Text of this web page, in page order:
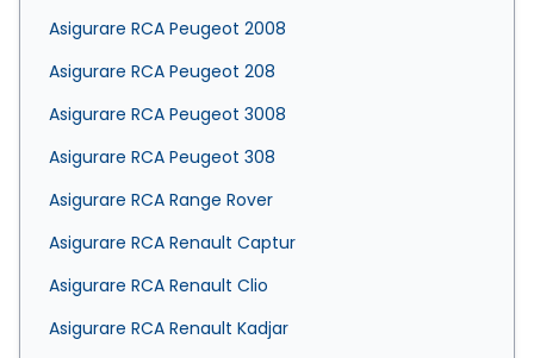
Asigurare RCA Peugeot 2008
Asigurare RCA Peugeot 208
Asigurare RCA Peugeot 3008
Asigurare RCA Peugeot 308
Asigurare RCA Range Rover
Asigurare RCA Renault Captur
Asigurare RCA Renault Clio
Asigurare RCA Renault Kadjar